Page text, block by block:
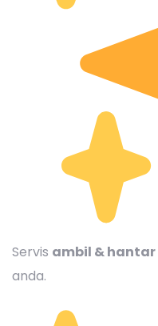
Servis ambil & hantar
anda.